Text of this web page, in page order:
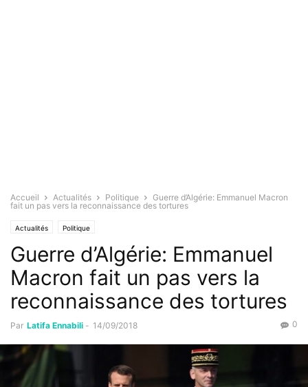
Accueil Actualités Politique
Guerre d’Algérie: Emmanuel Macron
fait un pas vers la reconnaissance des tortures
Actualités Politique
Guerre d’Algérie: Emmanuel
Macron fait un pas vers la
reconnaissance des tortures
Par Latifa Ennabili - 14/09/2018 0